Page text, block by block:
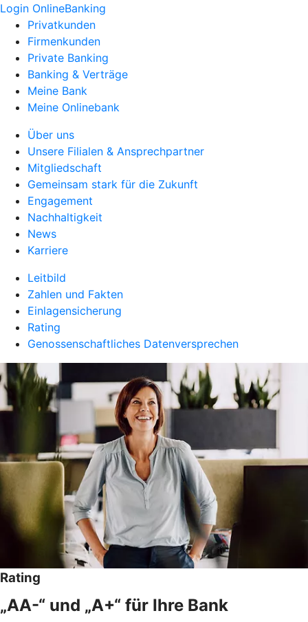
Login OnlineBanking
Privatkunden
Firmenkunden
Private Banking
Banking & Verträge
Meine Bank
Meine Onlinebank
Über uns
Unsere Filialen & Ansprechpartner
Mitgliedschaft
Gemeinsam stark für die Zukunft
Engagement
Nachhaltigkeit
News
Karriere
Leitbild
Zahlen und Fakten
Einlagensicherung
Rating
Genossenschaftliches Datenversprechen
Rating
„AA-“ und „A+“ für Ihre Bank